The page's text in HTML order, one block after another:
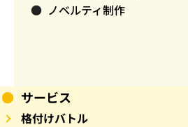
ノベルティ制作
サービス
格付けバトル